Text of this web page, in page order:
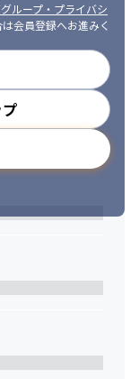
ループ・プライバシ
会員登録へお進みく